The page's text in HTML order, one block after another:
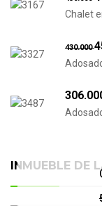
Chalet
430.000
INMUEBLE DE